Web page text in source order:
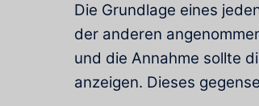
Die Grundlage eines
der anderen
und die Annahme sollte
anzeigen. Dieses